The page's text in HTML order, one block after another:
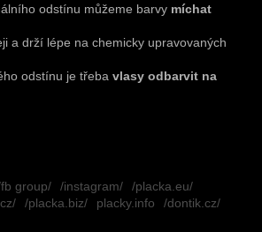
odstínu můžeme barvy míchat
a drží lépe na chemicky upravovaných
odstínu je třeba vlasy odbarvit na
group/ /instagram/
/placka.eu/
/placka.biz/ placky.info /dontik.cz/